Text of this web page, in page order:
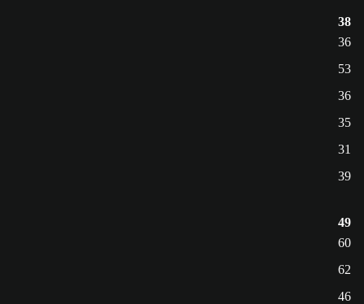
38
36
53
36
35
31
39
49
60
62
46